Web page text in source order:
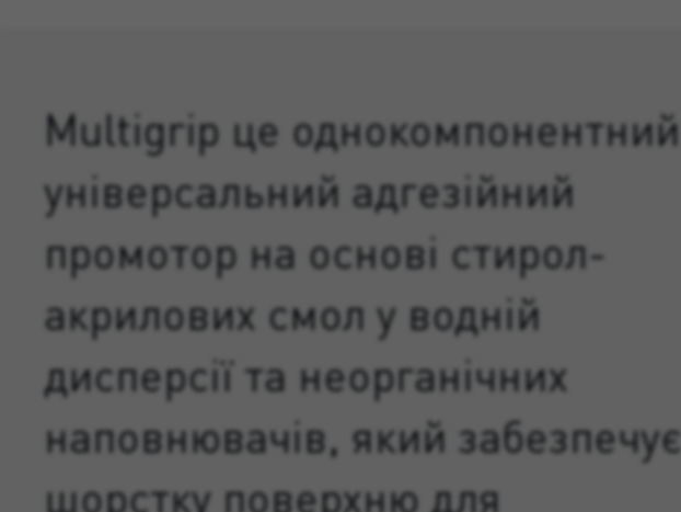
Multigrip це однокомпонентний
універсальний адгезійний
промотор на основі стирол-
акрилових смол у водній
дисперсії та неорганічних
наповнювачів, який забезпечує
шорстку поверхню для